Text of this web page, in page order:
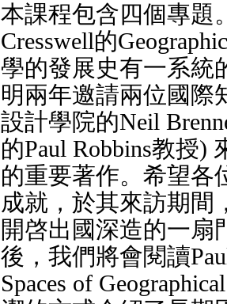
本課程包含四個專題
Cresswell的
學的發展史有一系統
明兩年邀請兩位國際
設計學院的Neil
的Paul Robbins教授)
的重要著作。希望各
成就，於其來訪期間
開啓出國深造的一扇
後，我們將會閱讀
Spaces of